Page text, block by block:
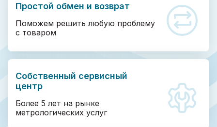
Простой обмен и возврат
Поможем решить любую проблему
с товаром
Собственный сервисный
центр
Более 5 лет на рынке
метрологических услуг